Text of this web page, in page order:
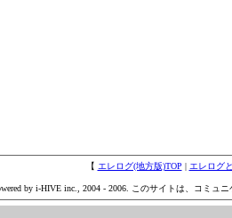
【 エレログ(地方版)TOP | エレログ
by i-HIVE inc., 2004 - 2006. このサイトは、コミュ